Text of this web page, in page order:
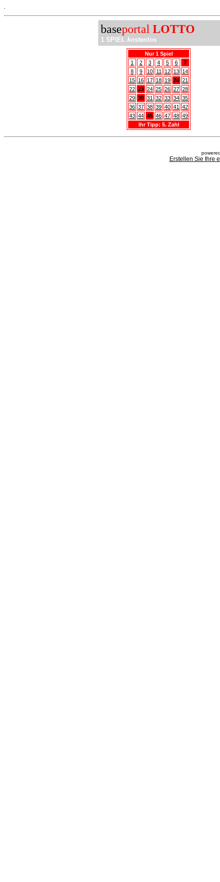
baseportal LOTTO
1 SPIEL kostenlos
Nur 1 Spiel
1
2 3 4 5 6
7
8
9 10 11 12 13 14
15 16 17 18 19 20 21
22 23 24 25 26 27 28
29 30 31 32 33 34 35
36 37 38 39 40 41
42
43 44 45 46 47 48 49
Ihr Tipp: 5. Zahl
Erstellen Sie Ihre